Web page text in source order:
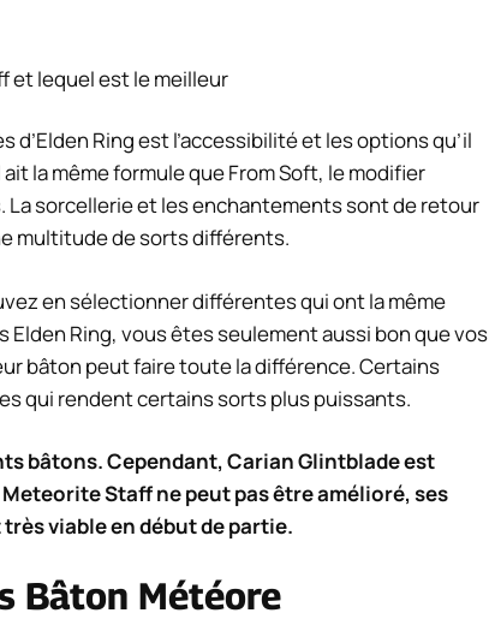
d’Elden Ring est l’accessibilité et les options qu’il
la même formule que From Soft, le modifier
sorcellerie et les enchantements sont de retour
multitude de sorts différents.
en sélectionner différentes qui ont la même
Ring, vous êtes seulement aussi bon que vos
bâton peut faire toute la différence. Certains
qui rendent certains sorts plus puissants.
bâtons. Cependant, Carian Glintblade est
Staff ne peut pas être amélioré, ses
viable en début de partie.
Bâton Météore